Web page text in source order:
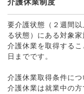
介護休業制度
要介護状態（２週間
る状態）にある対象
介護休業を取得する
日までです。
介護休業取得条件につ
介護休業は就業中の